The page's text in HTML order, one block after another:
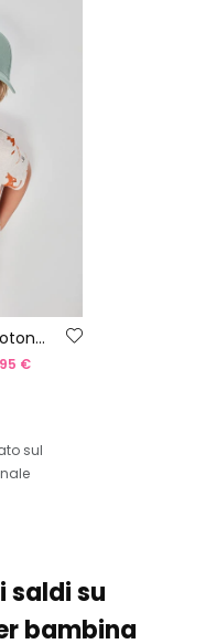
Berretto verde in cotone con tasca canguro
€
sul
saldi su
bambina